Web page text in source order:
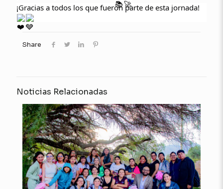
¡Gracias a todos los que fueron parte de esta jornada!
Share
Noticias Relacionadas